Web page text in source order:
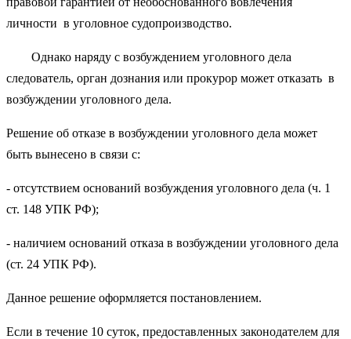
личности в уголовное судопроизводство.
Однако наряду с возбуждением уголовного дела
следователь, орган дознания или прокурор может отказать в
возбуждении уголовного дела.
Решение об отказе в возбуждении уголовного дела может
быть вынесено в связи с:
- отсутствием оснований возбуждения уголовного дела (ч. 1
ст. 148 УПК РФ);
- наличием оснований отказа в возбуждении уголовного дела
(ст. 24 УПК РФ).
Данное решение оформляется постановлением.
Если в течение 10 суток, предоставленных законодателем для